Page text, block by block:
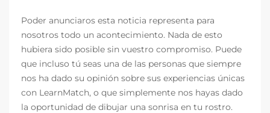
Poder anunciaros esta noticia representa para
nosotros todo un acontecimiento. Nada de esto
hubiera sido posible sin vuestro compromiso. Puede
que incluso tú seas una de las personas que siempre
nos ha dado su opinión sobre sus experiencias únicas
con LearnMatch, o que simplemente nos hayas dado
la oportunidad de dibujar una sonrisa en tu rostro.